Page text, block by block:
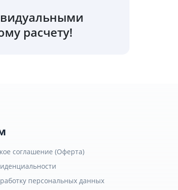
расчету!
соглашение (Оферта)
персональных данных